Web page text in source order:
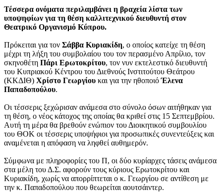
Τέσσερα ονόματα περιλαμβάνει η βραχεία λίστα των
υποψηφίων για τη θέση καλλιτεχνικού διευθυντή στον
Θεατρικό Οργανισμό Κύπρου.
Πρόκειται για τον Σάββα Κυριακίδη, ο οποίος κατείχε τη θέση
μέχρι τη λήξη του συμβολαίου του τον περασμένο Απρίλιο, τον
σκηνοθέτη Πάρι Ερωτοκρίτου, τον νυν εκτελεστικό διευθυντή
του Κυπριακού Κέντρου του Διεθνούς Ινστιτούτου Θεάτρου
(ΚΚΔΙΘ) Χρίστο Γεωργίου και για την ηθοποιόΈλενα
Παπαδοπούλου.
Οι τέσσερις ξεχώρισαν ανάμεσα στο σύνολο όσων αιτήθηκαν για
τη θέση, ο νέος κάτοχος της οποίας θα κριθεί στις 15 Σεπτεμβρίου.
Αυτή τη μέρα θα βρεθούν ενώπιον του Διοικητικού συμβουλίου
του ΘΟΚ οι τέσσερις υποψήφιοι για προσωπικές συνεντεύξεις και
αναμένεται η απόφαση να ληφθεί αυθημερόν.
Σύμφωνα με πληροφορίες του Π, οι δύο κυρίαρχες τάσεις ανάμεσα
στα μέλη του Δ.Σ. αφορούν τους κύριους Ερωτοκρίτου και
Κυριακίδη, χωρίς να απορρίπτεται ο κ. Γεωργίου σε αντίθεση με
την κ. Παπαδοπούλου που θεωρείται αουτσάιντερ.